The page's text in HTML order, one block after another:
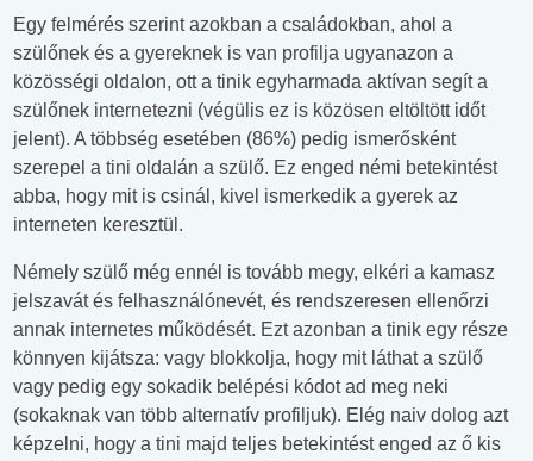
Egy felmérés szerint azokban a családokban, ahol a
szülőnek és a gyereknek is van profilja ugyanazon a
közösségi oldalon, ott a tinik egyharmada aktívan segít a
szülőnek internetezni (végülis ez is közösen eltöltött időt
jelent). A többség esetében (86%) pedig ismerősként
szerepel a tini oldalán a szülő. Ez enged némi betekintést
abba, hogy mit is csinál, kivel ismerkedik a gyerek az
interneten keresztül.
Némely szülő még ennél is tovább megy, elkéri a kamasz
jelszavát és felhasználónevét, és rendszeresen ellenőrzi
annak internetes működését. Ezt azonban a tinik egy része
könnyen kijátsza: vagy blokkolja, hogy mit láthat a szülő
vagy pedig egy sokadik belépési kódot ad meg neki
(sokaknak van több alternatív profiljuk). Elég naiv dolog azt
képzelni, hogy a tini majd teljes betekintést enged az ő kis